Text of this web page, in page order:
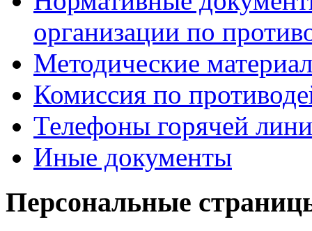
организации по
Методические
Комиссия по
Телефоны горячей
Иные документы
Персональные